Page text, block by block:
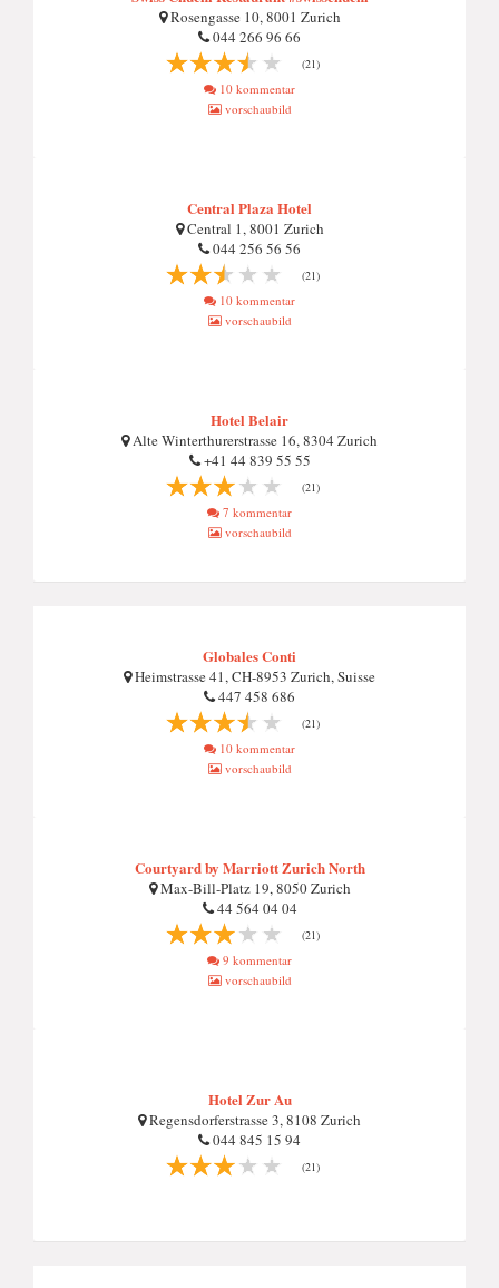
Rosengasse 10, 8001 Zurich
044 266 96 66
(21)
10 kommentar
vorschaubild
Central Plaza Hotel
Central 1, 8001 Zurich
044 256 56 56
(21)
10 kommentar
vorschaubild
Hotel Belair
Alte Winterthurerstrasse 16, 8304 Zurich
+41 44 839 55 55
(21)
7 kommentar
vorschaubild
Globales Conti
Heimstrasse 41, CH-8953 Zurich, Suisse
447 458 686
(21)
10 kommentar
vorschaubild
Courtyard by Marriott Zurich North
Max-Bill-Platz 19, 8050 Zurich
44 564 04 04
(21)
9 kommentar
vorschaubild
Hotel Zur Au
Regensdorferstrasse 3, 8108 Zurich
044 845 15 94
(21)